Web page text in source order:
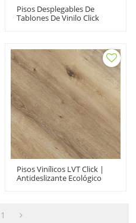
Pisos Desplegables De
Tablones De Vinilo Click
Limpiar Instalación De
Bricolaje HIF 21529
Pisos Vinílicos LVT Click |
Antideslizante Ecológico
Primera Calidad
1